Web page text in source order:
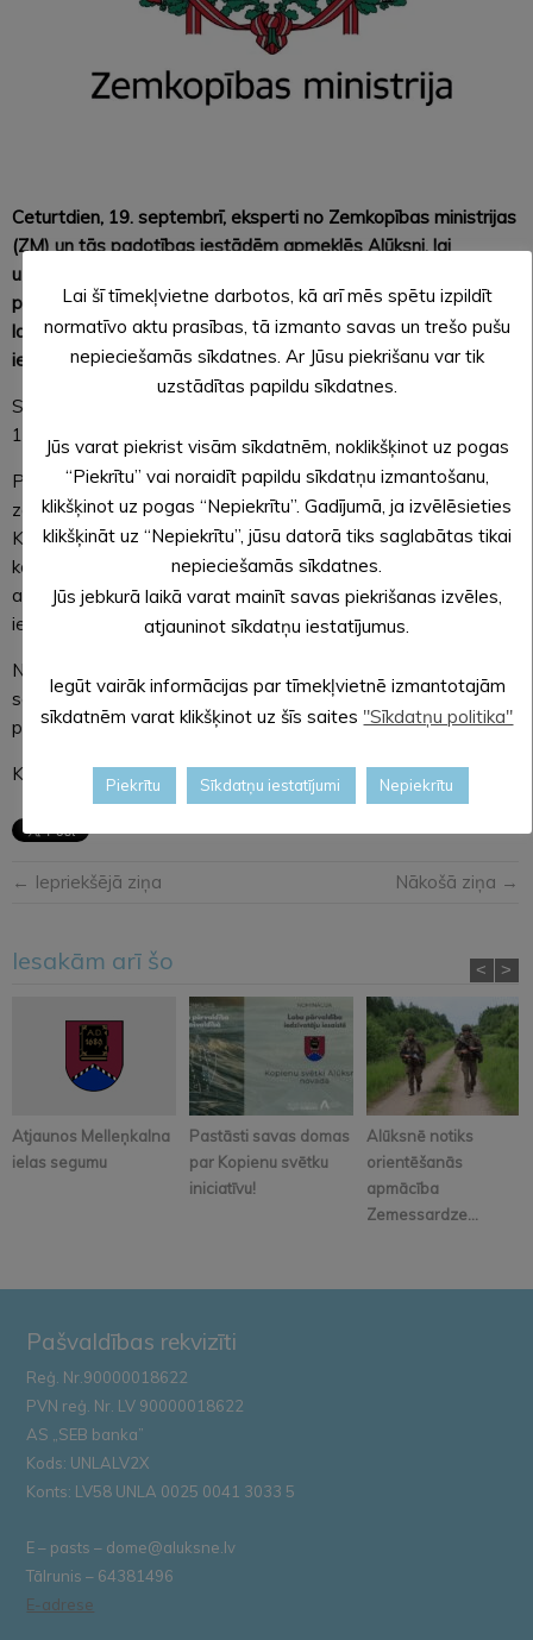
Ceturtdien, 19. septembrī, eksperti no Zemkopības ministrijas
(ZM) un tās padotības iestādēm apmeklēs Alūksni, lai
uzklausītu reģionālo lauksaimnieku jautājumus un informētu
par aktualitātēm nozarē un Latvijas Kopējās
lauksaimniecības politikas Stratēģiskā plāna (KLP SP)
ieviešanā 2025. un turpmākajos gados.
Seminārs notiks Alūksnes kultūras centrā Brūža ielā 7 plkst.
13.00.
Pasākumā skaidrojumus sniegs un uz jautājumiem atbildēs
zemkopības ministrs Armands Krauze, valsts sekretārs Ģirts
Krūmiņš, kā arī ZM, Lauku atbalsta dienesta, Latvijas Lauku
konsultāciju un izglītības centra (LLKC), Valsts augu
aizsardzības dienesta u.c. par lauksaimniecību atbildīgo
iestāžu eksperti.
Nākamais reģionālais seminārs notiks piektdien, 20.
septembrī, Madonas novada kultūras namā Raiņa ielā 12
plkst. 10.30.
Konferenču ciklu rīko ZM sadarbībā ar LLKC.
← Iepriekšējā ziņa Nākošā ziņa →
Iesakām arī šo
Atjaunos Melleņkalna
ielas segumu
Pastāsti savas domas
par Kopienu svētku
iniciatīvu!
Alūksnē notiks
orientēšanās
apmācība
Zemessardze...
< >
Pašvaldības rekvizīti
Reģ. Nr.90000018622
PVN reģ. Nr. LV 90000018622
AS „SEB banka”
Kods: UNLALV2X
Konts: LV58 UNLA 0025 0041 3033 5
E – pasts – dome@aluksne.lv
Tālrunis – 64381496
E-adrese
Lai šī tīmekļvietne darbotos, kā arī mēs spētu izpildīt
normatīvo aktu prasības, tā izmanto savas un trešo pušu
nepieciešamās sīkdatnes. Ar Jūsu piekrišanu var tik
uzstādītas papildu sīkdatnes.
Jūs varat piekrist visām sīkdatnēm, noklikšķinot uz pogas
“Piekrītu” vai noraidīt papildu sīkdatņu izmantošanu,
klikšķinot uz pogas “Nepiekrītu”. Gadījumā, ja izvēlēsieties
klikšķināt uz “Nepiekrītu”, jūsu datorā tiks saglabātas tikai
nepieciešamās sīkdatnes.
Jūs jebkurā laikā varat mainīt savas piekrišanas izvēles,
atjauninot sīkdatņu iestatījumus.
Iegūt vairāk informācijas par tīmekļvietnē izmantotajām
sīkdatnēm varat klikšķinot uz šīs saites "Sīkdatņu politika"
Piekrītu Sīkdatņu iestatījumi Nepiekrītu